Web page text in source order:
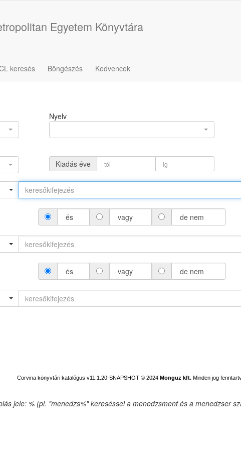
Egyetem Könyvtára
keresés Böngészés Kedvencek
Nyelv
Kiadás éve
és vagy de nem
és vagy de nem
Corvina könyvtári katalógus v11.1.20-SNAPSHOT © 2024 Monguz kft. Minden jog
jele: % (pl. "menedzs%" kereséssel a menedzsment és a menedzser